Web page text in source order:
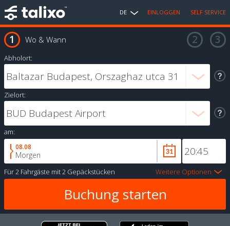
DE EINLOGGEN SELF SERVICE
Wo & Wann
Abholort:
Zielort:
am:
08.08
Morgen
Für2 Fahrgäste mit2 Gepäckstücken Weitere Optionen